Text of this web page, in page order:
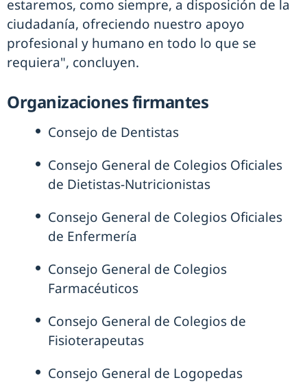
estaremos, como siempre, a disposición de la
ciudadanía, ofreciendo nuestro apoyo
profesional y humano en todo lo que se
requiera", concluyen.
Organizaciones firmantes
Consejo de Dentistas
Consejo General de Colegios Oficiales
de Dietistas-Nutricionistas
Consejo General de Colegios Oficiales
de Enfermería
Consejo General de Colegios
Farmacéuticos
Consejo General de Colegios de
Fisioterapeutas
Consejo General de Logopedas